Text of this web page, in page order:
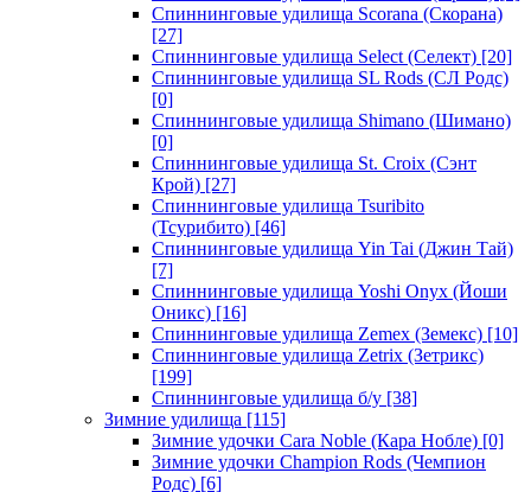
Спиннинговые удилища Scorana (Скорана)
[27]
Спиннинговые удилища Select (Селект) [20]
Спиннинговые удилища SL Rods (СЛ Родс)
[0]
Спиннинговые удилища Shimano (Шимано)
[0]
Спиннинговые удилища St. Croix (Сэнт
Крой) [27]
Спиннинговые удилища Tsuribito
(Тсурибито) [46]
Спиннинговые удилища Yin Tai (Джин Тай)
[7]
Спиннинговые удилища Yoshi Onyx (Йоши
Оникс) [16]
Спиннинговые удилища Zemex (Земекс) [10]
Спиннинговые удилища Zetrix (Зетрикс)
[199]
Спиннинговые удилища б/у [38]
Зимние удилища [115]
Зимние удочки Cara Noble (Кара Нобле) [0]
Зимние удочки Champion Rods (Чемпион
Родс) [6]